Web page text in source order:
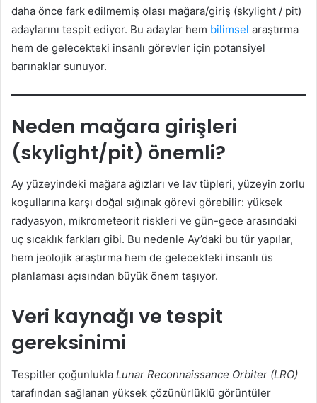
daha önce fark edilmemiş olası mağara/giriş (skylight / pit)
adaylarını tespit ediyor. Bu adaylar hem bilimsel araştırma
hem de gelecekteki insanlı görevler için potansiyel
barınaklar sunuyor.
Neden mağara girişleri
(skylight/pit) önemli?
Ay yüzeyindeki mağara ağızları ve lav tüpleri, yüzeyin zorlu
koşullarına karşı doğal sığınak görevi görebilir: yüksek
radyasyon, mikrometeorit riskleri ve gün-gece arasındaki
uç sıcaklık farkları gibi. Bu nedenle Ay’daki bu tür yapılar,
hem jeolojik araştırma hem de gelecekteki insanlı üs
planlaması açısından büyük önem taşıyor.
Veri kaynağı ve tespit
gereksinimi
Tespitler çoğunlukla Lunar Reconnaissance Orbiter (LRO)
tarafından sağlanan yüksek çözünürlüklü görüntüler